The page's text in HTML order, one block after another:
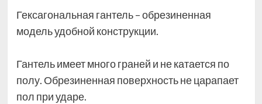
Гексагональная гантель – обрезиненная
модель удобной конструкции.
Гантель имеет много граней и не катается по
полу. Обрезиненная поверхность не царапает
пол при ударе.